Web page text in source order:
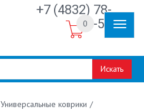
+7 (4832) 78-
30-50
Искать
0
Универсальные коврики /